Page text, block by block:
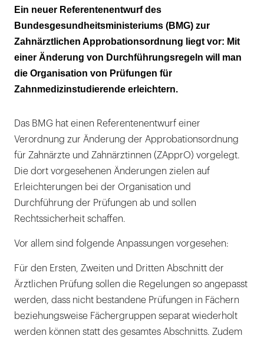
Neue Strukturen und neue Regelungen
Verbände und Länder hatten um Klarstellung
gebeten
Ein neuer Referentenentwurf des
Bundesgesundheitsministeriums (BMG) zur
Zahnärztlichen Approbationsordnung liegt vor: Mit
einer Änderung von Durchführungsregeln will man
die Organisation von Prüfungen für
Zahnmedizinstudierende erleichtern.
Das BMG hat einen Referentenentwurf einer
Verordnung zur Änderung der Approbationsordnung
für Zahnärzte und Zahnärztinnen (ZApprO) vorgelegt.
Die dort vorgesehenen Änderungen zielen auf
Erleichterungen bei der Organisation und
Durchführung der Prüfungen ab und sollen
Rechtssicherheit schaffen.
Vor allem sind folgende Anpassungen vorgesehen:
Für den Ersten, Zweiten und Dritten Abschnitt der
Ärztlichen Prüfung sollen die Regelungen so angepasst
werden, dass nicht bestandene Prüfungen in Fächern
beziehungsweise Fächergruppen separat wiederholt
werden können statt des gesamtes Abschnitts. Zudem